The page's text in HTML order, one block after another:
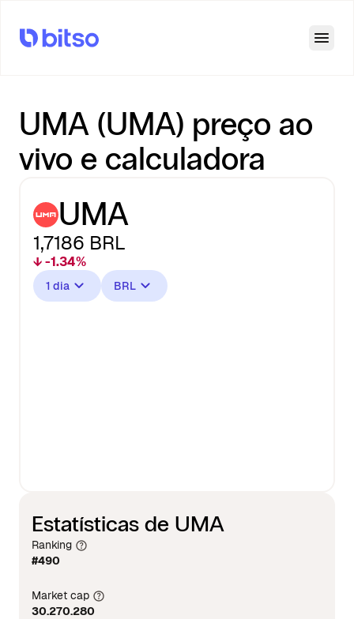
UMA (UMA) preço ao
vivo e calculadora
UMA
1,7186 BRL
↓ -1.34%
1 dia BRL
Estatísticas de UMA
Ranking
#490
Market cap
30.270.280